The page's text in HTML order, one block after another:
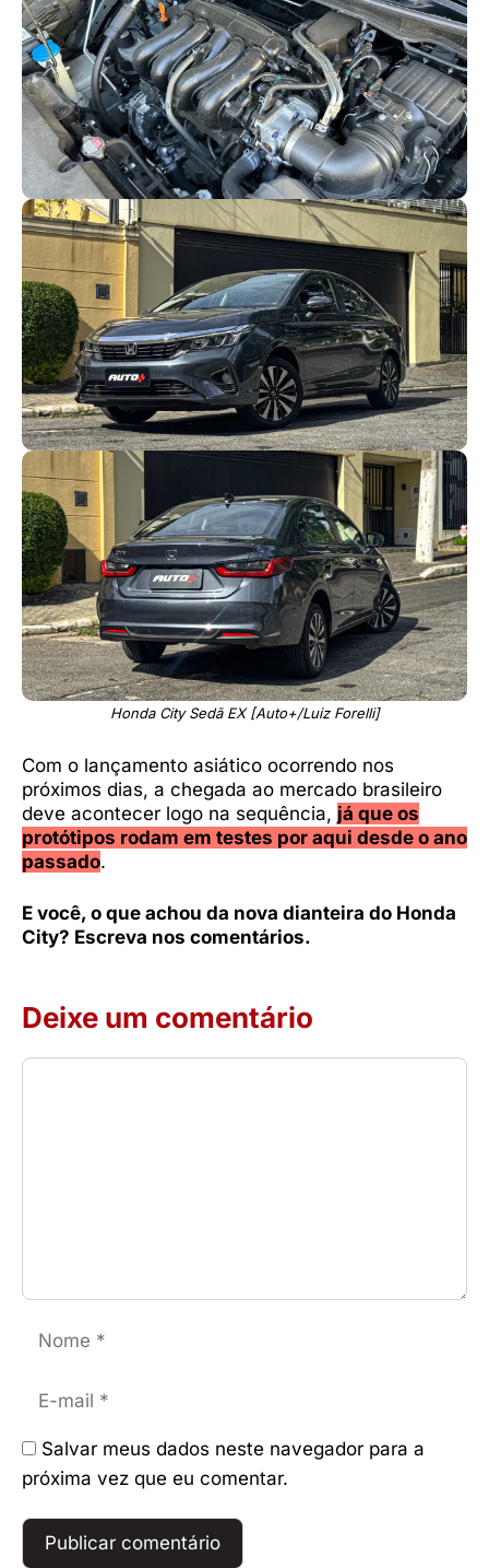
Honda City Sedã EX [Auto+/Luiz Forelli]
Com o lançamento asiático ocorrendo nos
próximos dias, a chegada ao mercado brasileiro
deve acontecer logo na sequência, já que os
protótipos rodam em testes por aqui desde o ano
passado.
E você, o que achou da nova dianteira do Honda
City? Escreva nos comentários.
Deixe um comentário
Comentário
mail
Salvar meus dados neste navegador para a
próxima vez que eu comentar.